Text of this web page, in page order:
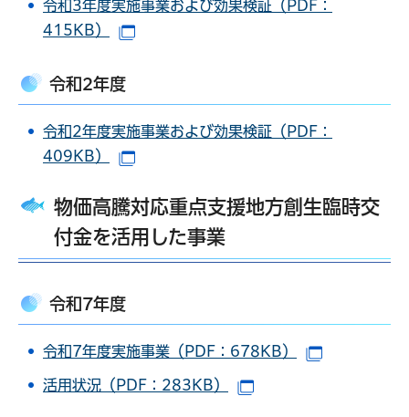
令和3年度実施事業および効果検証（PDF：
415KB）
令和2年度
令和2年度実施事業および効果検証（PDF：
409KB）
物価高騰対応重点支援地方創生臨時交
付金を活用した事業
令和7年度
令和7年度実施事業（PDF：678KB）
活用状況（PDF：283KB）